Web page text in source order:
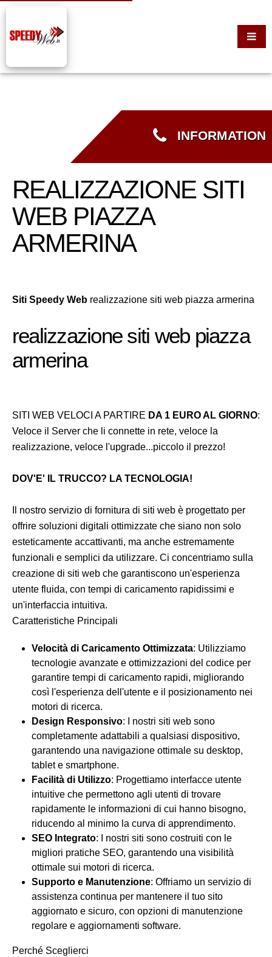
INFORMATION
REALIZZAZIONE SITI
WEB PIAZZA
ARMERINA
Siti Speedy Web realizzazione siti web piazza armerina
realizzazione siti web piazza
armerina
SITI WEB VELOCI A PARTIRE DA 1 EURO AL GIORNO:
Veloce il Server che li connette in rete, veloce la
realizzazione, veloce l'upgrade...piccolo il prezzo!
DOV'E' IL TRUCCO? LA TECNOLOGIA!
Il nostro servizio di fornitura di siti web è progettato per
offrire soluzioni digitali ottimizzate che siano non solo
esteticamente accattivanti, ma anche estremamente
funzionali e semplici da utilizzare. Ci concentriamo sulla
creazione di siti web che garantiscono un'esperienza
utente fluida, con tempi di caricamento rapidissimi e
un'interfaccia intuitiva.
Caratteristiche Principali
Velocità di Caricamento Ottimizzata: Utilizziamo
tecnologie avanzate e ottimizzazioni del codice per
garantire tempi di caricamento rapidi, migliorando
così l'esperienza dell'utente e il posizionamento nei
motori di ricerca.
Design Responsivo: I nostri siti web sono
completamente adattabili a qualsiasi dispositivo,
garantendo una navigazione ottimale su desktop,
tablet e smartphone.
Facilità di Utilizzo: Progettiamo interfacce utente
intuitive che permettono agli utenti di trovare
rapidamente le informazioni di cui hanno bisogno,
riducendo al minimo la curva di apprendimento.
SEO Integrato: I nostri siti sono costruiti con le
migliori pratiche SEO, garantendo una visibilità
ottimale sui motori di ricerca.
Supporto e Manutenzione: Offriamo un servizio di
assistenza continua per mantenere il tuo sito
aggiornato e sicuro, con opzioni di manutenzione
regolare e aggiornamenti software.
Perché Sceglierci